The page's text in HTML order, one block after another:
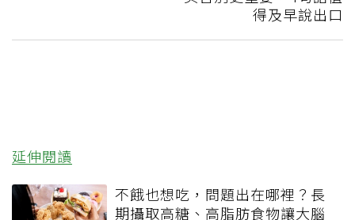
得及早說出口
延伸閱讀
不餓也想吃，問題出在哪裡？長
期攝取高糖、高脂肪食物讓大腦